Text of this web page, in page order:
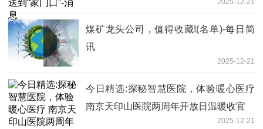
煤矿龙头公司，值得收藏!(名单)-每日简
讯
2025-12-21
今日精选:探秘智慧医院，体验暖心医疗
南京天印山医院两周年开放日温暖收官
2025-12-21